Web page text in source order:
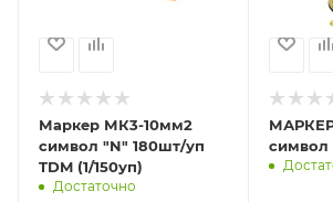
Маркер МК3-10мм2
символ "N" 180шт/уп
TDM (1/150уп)
Достаточно
символ